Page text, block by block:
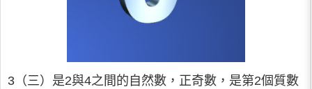
3（三）是2與4之間的自然數，正奇數，是第2個質數